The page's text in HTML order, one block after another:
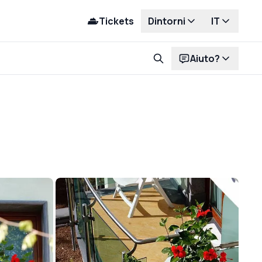
Tickets Dintorni IT
Aiuto?